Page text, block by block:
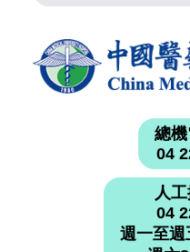
總
04
人
04
週一至